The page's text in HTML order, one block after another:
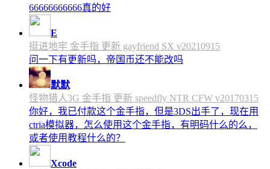
66666666666真的好
E
挺进地牢 金手指 更新 gayfriend SX v20210915
问一下有更新吗，帝国币还不能改吗
默默
怪物猎人3G 金手指 更新 speedfly NTR CFW v20170315
你好，我已付款这个金手指，但是3DS出手了，现在用
ctria模拟器，怎么使用这个金手指，有明码什么的么，
或者使用教程什么的？
Xcode